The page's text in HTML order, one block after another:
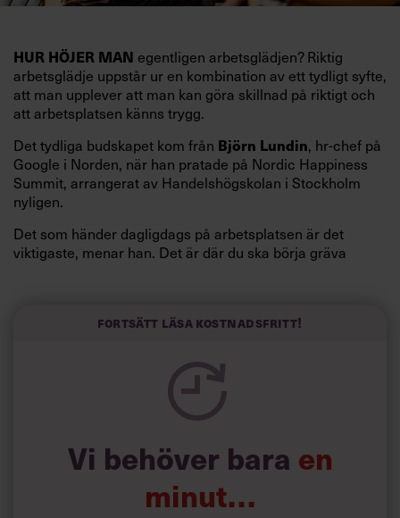
HUR HÖJER MAN egentligen arbetsglädjen? Riktig
arbetsglädje uppstår ur en kombination av ett tydligt syfte,
att man upplever att man kan göra skillnad på riktigt och
att arbetsplatsen känns trygg.
Det tydliga budskapet kom från Björn Lundin, hr-chef på
Google i Norden, när han pratade på Nordic Happiness
Summit, arrangerat av Handelshögskolan i Stockholm
nyligen.
Det som händer dagligdags på arbetsplatsen är det
viktigaste, menar han. Det är där du ska börja gräva
och höjt arbetsglädjen på Google:
Fortsätt läsa kostnadsfritt!
Vi behöver bara en
minut…